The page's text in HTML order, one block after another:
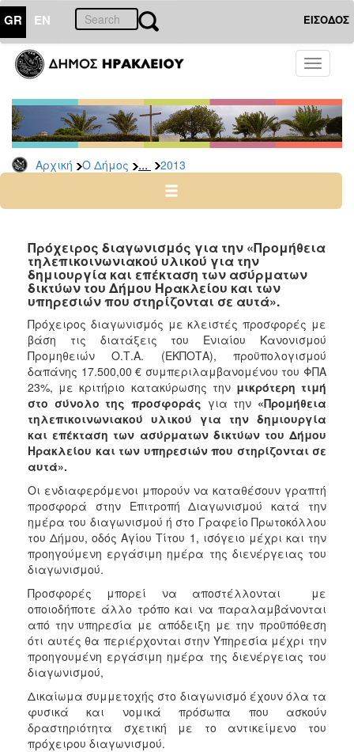
GR EN ΕΙΣΟΔΟΣ
Toggle
Αρχική Ο Δήμος ... 2013
ΔΗΜΟΣ
Διακηρύξεις
Δημοπρασίες
Αρχείο
2025
2023
2022
2021
2020
2019
2018
2017
2016
2015
2013
ΤΟΠΟΣ
ΠΟΛΙΤΙΣΜΟΣ
ΑΝΘΕΚΤΙΚΗ
ΠΟΛΗ
Πρόχειρος διαγωνισμός για την «Προμήθεια
τηλεπικοινωνιακού υλικού για την
δημιουργία και επέκταση των ασύρματων
δικτύων του Δήμου Ηρακλείου και των
υπηρεσιών που στηρίζονται σε αυτά».
Πρόχειρος διαγωνισμός με κλειστές προσφορές με
βάση τις διατάξεις του Ενιαίου Κανονισμού
Προμηθειών Ο.Τ.Α. (ΕΚΠΟΤΑ), προϋπολογισμού
δαπάνης 17.500,00 € συμπεριλαμβανομένου του ΦΠΑ
23%, με κριτήριο κατακύρωσης την μικρότερη τιμή
στο σύνολο της προσφοράς για την «Προμήθεια
τηλεπικοινωνιακού υλικού για την δημιουργία
και επέκταση των ασύρματων δικτύων του Δήμου
Ηρακλείου και των υπηρεσιών που στηρίζονται σε
αυτά».
Οι ενδιαφερόμενοι μπορούν να καταθέσουν γραπτή
προσφορά στην Επιτροπή Διαγωνισμού κατά την
ημέρα του διαγωνισμού ή στο Γραφείο Πρωτοκόλλου
του Δήμου, οδός Αγίου Τίτου 1, ισόγειο μέχρι και την
προηγούμενη εργάσιμη ημέρα της διενέργειας του
διαγωνισμού.
Προσφορές μπορεί να αποστέλλονται με
οποιοδήποτε άλλο τρόπο και να παραλαμβάνονται
από την υπηρεσία με απόδειξη με την προϋπόθεση
ότι αυτές θα περιέρχονται στην Υπηρεσία μέχρι την
προηγουμένη εργάσιμη ημέρα της διενέργειας του
διαγωνισμού,
Δικαίωμα συμμετοχής στο διαγωνισμό έχουν όλα τα
φυσικά και νομικά πρόσωπα που ασκούν
δραστηριότητα σχετική με το αντικείμενο του
πρόχειρου διαγωνισμού.